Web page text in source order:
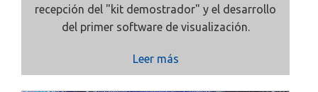
recepción del "kit demostrador" y el desarrollo
del primer software de visualización.
Leer más